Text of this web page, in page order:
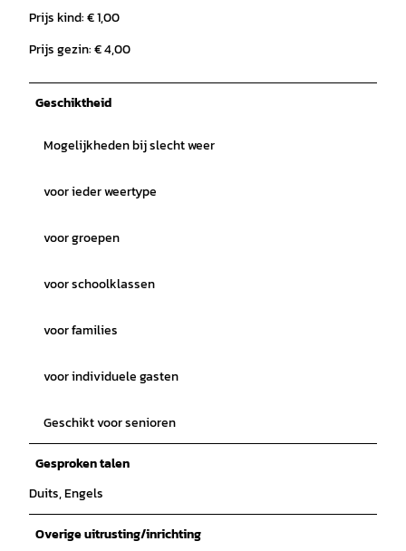
Prijs kind: € 1,00
Prijs gezin: € 4,00
Geschiktheid
Mogelijkheden bij slecht weer
voor ieder weertype
voor groepen
voor schoolklassen
voor families
voor individuele gasten
Geschikt voor senioren
Gesproken talen
Duits, Engels
Overige uitrusting/inrichting